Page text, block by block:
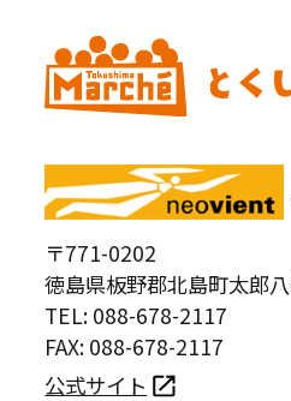
〒771-0202
徳島県板野郡北島町太郎
TEL: 088-678-2117
FAX: 088-678-2117
公式サイト